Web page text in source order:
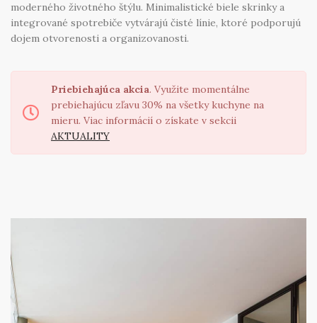
moderného životného štýlu. Minimalistické biele skrinky a
integrované spotrebiče vytvárajú čisté línie, ktoré podporujú
dojem otvorenosti a organizovanosti.
Priebiehajúca akcia. Využite momentálne
prebiehajúcu zľavu 30% na všetky kuchyne na
mieru. Viac informácií o získate v sekcii
AKTUALITY